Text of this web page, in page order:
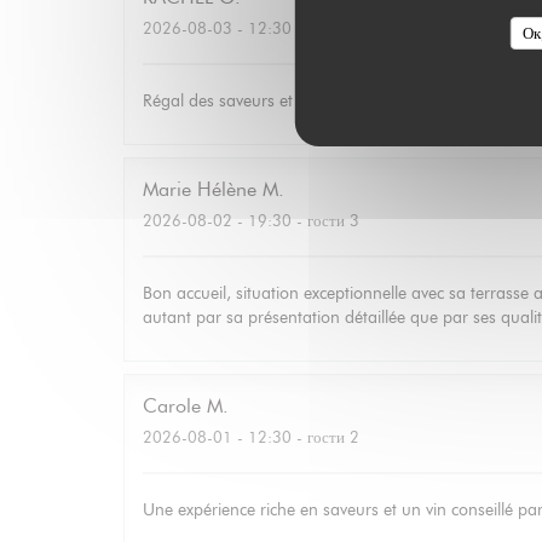
2026-08-03 - 12:30 - гости 2
Régal des saveurs et des yeux
Marie Hélène M
2026-08-02 - 19:30 - гости 3
Bon accueil, situation exceptionnelle avec sa
autant par sa présentation détaillée que par ses
Carole M
2026-08-01 - 12:30 - гости 2
Une expérience riche en saveurs et un vin conseillé